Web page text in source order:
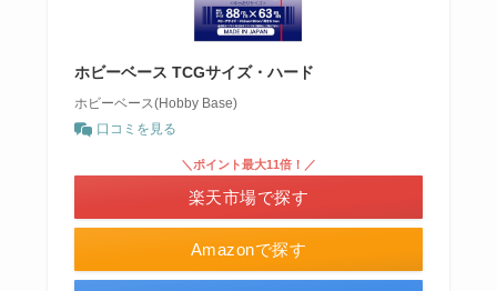
ホビーベース TCGサイズ・ハード
ホビーベース(Hobby Base)
口コミを見る
Amazonで探す
＼ポイント最大11倍！／
楽天市場で探す